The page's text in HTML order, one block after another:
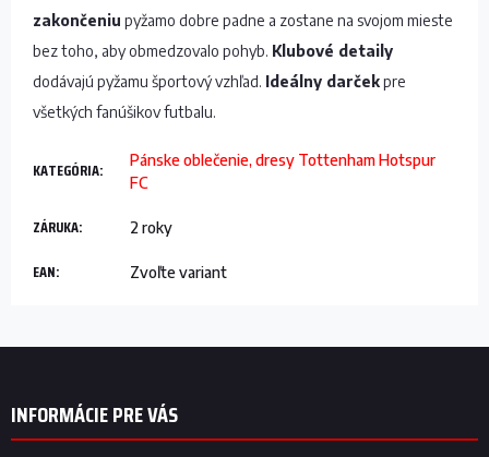
zakončeniu pyžamo dobre padne a zostane na svojom mieste
bez toho, aby obmedzovalo pohyb. Klubové detaily
dodávajú pyžamu športový vzhľad. Ideálny darčekpre
všetkých fanúšikov futbalu.
KATEGÓRIA:
Pánske oblečenie, dresy Tottenham Hotspur
FC
ZÁRUKA: 2 roky
EAN: Zvoľte variant
Z
INFORMÁCIE PRE VÁS